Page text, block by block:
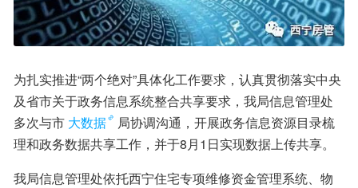
为扎实推进“两个绝对”具体化工作要求，认真贯彻落实中央
及省市关于政务信息系统整合共享要求，我局信息管理处
多次与市 大数据
局协调沟通，开展政务信息资源目录梳
理和政务数据共享工作，并于8月1日实现数据上传共享。
我局信息管理处依托西宁住宅专项维修资金管理系统、物